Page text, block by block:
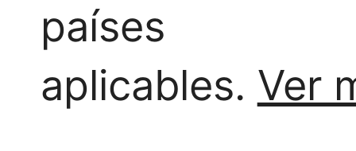
países
aplicables. Ver